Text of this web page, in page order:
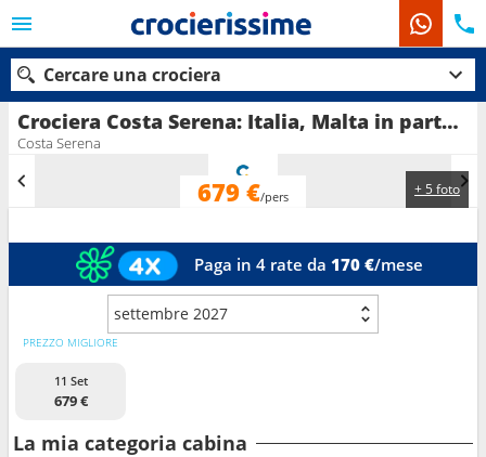
Crociera Costa Serena: Italia, Malta in partenza da Catania
Costa Serena
+ 5 foto
679 €/pers
Paga in 4 rate da 170 €/mese
settembre 2027
PREZZO MIGLIORE
11 Set
679 €
La mia categoria cabina
Cercare una crociera
Le nostre destinazioni
Mesi di partenza
Porti Compagnie